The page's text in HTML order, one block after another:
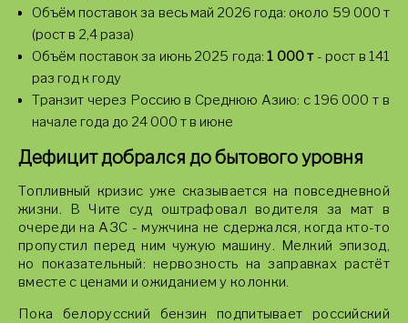
Объём поставок за весь май 2026 года: около 59 000 т
(рост в 2,4 раза)
Объём поставок за июнь 2025 года: 1 000 т- рост в 141
раз год к году
Транзит через Россию в Среднюю Азию: с 196 000 т в
начале года до 24 000 т в июне
Дефицит добрался до бытового уровня
Топливный кризис уже сказывается на повседневной
жизни. В Чите суд оштрафовал водителя за мат в
очереди на АЗС - мужчина не сдержался, когда кто-то
пропустил перед ним чужую машину. Мелкий эпизод,
но показательный: нервозность на заправках растёт
вместе с ценами и ожиданием у колонки.
Пока белорусский бензин подпитывает российский